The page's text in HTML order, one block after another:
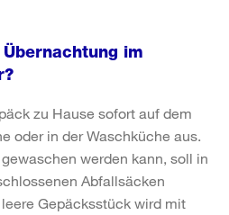
im
zu Hause sofort auf dem
oder in der Waschküche aus.
werden kann, soll in
Abfallsäcken
Gepäcksstück wird mit